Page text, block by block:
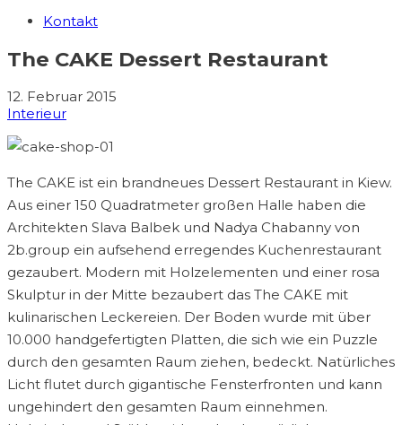
Kontakt
The CAKE Dessert Restaurant
12. Februar 2015
Interieur
The CAKE ist ein brandneues Dessert Restaurant in Kiew.
Aus einer 150 Quadratmeter großen Halle haben die
Architekten Slava Balbek und Nadya Chabanny von
2b.group ein aufsehend erregendes Kuchenrestaurant
gezaubert. Modern mit Holzelementen und einer rosa
Skulptur in der Mitte bezaubert das The CAKE mit
kulinarischen Leckereien. Der Boden wurde mit über
10.000 handgefertigten Platten, die sich wie ein Puzzle
durch den gesamten Raum ziehen, bedeckt. Natürliches
Licht flutet durch gigantische Fensterfronten und kann
ungehindert den gesamten Raum einnehmen.